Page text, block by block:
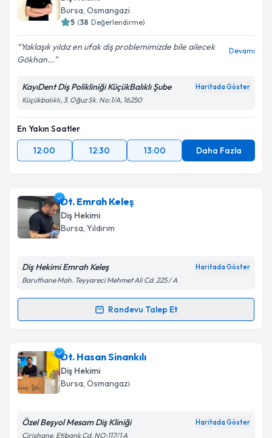
Bursa, Osmangazi
5 (38 Değerlendirme)
Yaklaşık yıldız en ufak diş problemimizde bile ailecek
Gökhan...
Devamı
KayıDent Diş Polikliniği KüçükBalıklı Şube Haritada Göster
Küçükbalıklı, 3. Oğuz Sk. No:1/A, 16250
En Yakın Saatler
12:00
12:30 13:00 Daha Fazla
Dt. Emrah Keleş
Diş Hekimi
Bursa, Yıldırım
Diş Hekimi Emrah Keleş Haritada Göster
Baruthane Mah. Teyyareci Mehmet Ali Cd. 225 / A
Randevu Talep Et
Randevu Takvimi Talebi
Dt. Emrah Keleşiçin randevu takvimi talebi oluşturun.
Size bu uzmandan randevu almanız için bir takvim
hazırlandığında e-posta ile bilgilendireceğiz.
Dt. Hasan Sinankılı
Diş Hekimi
Bursa, Osmangazi
Özel Beşyol Mesam Diş Kliniği Haritada Göster
Çirişhane, Etibank Cd. NO:117/1 A